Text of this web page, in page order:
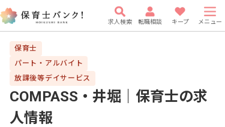
求人検索 転職相談 キープ メニュー
保育士
パート・アルバイト
放課後等デイサービス
COMPASS・井堀｜保育士の求
人情報